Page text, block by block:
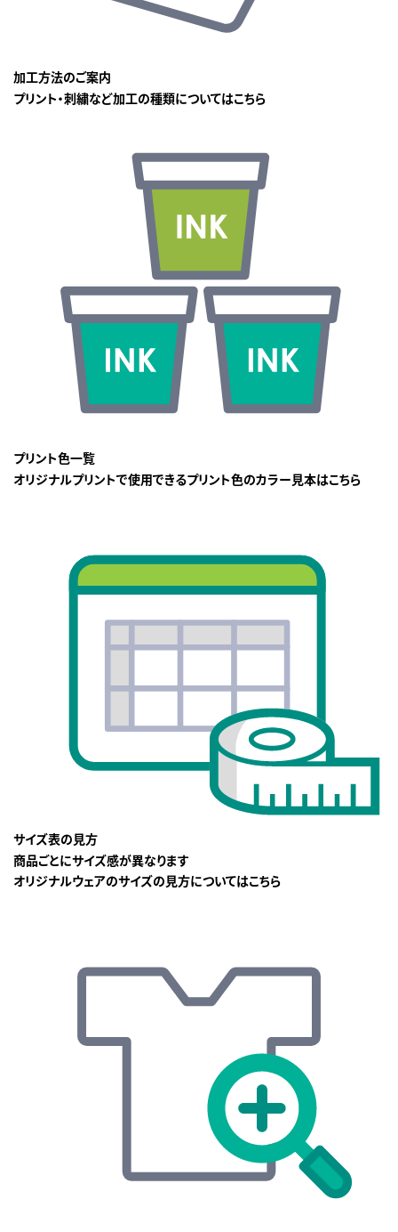
加工方法のご案内
プリント・刺繍など加工の種類についてはこちら
プリント色一覧
オリジナルプリントで使用できるプリント色のカラー見本はこちら
サイズ表の見方
商品ごとにサイズ感が異なります
オリジナルウェアのサイズの見方についてはこちら